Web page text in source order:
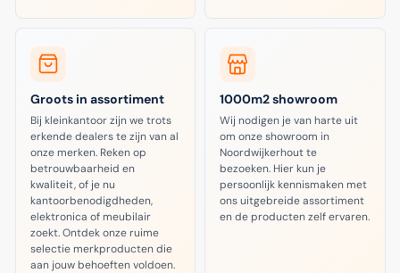
Groots in assortiment
Bij kleinkantoor zijn we trots
erkende dealers te zijn van al
onze merken. Reken op
betrouwbaarheid en
kwaliteit, of je nu
kantoorbenodigdheden,
elektronica of meubilair
zoekt. Ontdek onze ruime
selectie merkproducten die
aan jouw behoeften voldoen.
1000m2 showroom
Wij nodigen je van harte uit
om onze showroom in
Noordwijkerhout te
bezoeken. Hier kun je
persoonlijk kennismaken met
ons uitgebreide assortiment
en de producten zelf ervaren.